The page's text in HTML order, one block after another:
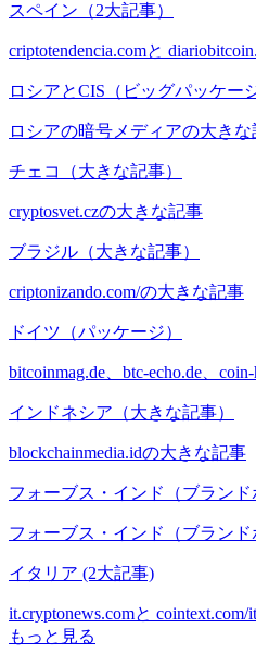
スペイン（2大記事）
criptotendencia.comと
ロシアとCIS（ビッグパッケー
ロシアの暗号メディアの大きな
チェコ（大きな記事）
cryptosvet.czの大きな記事
ブラジル（大きな記事）
criptonizando.com/の大きな記事
ドイツ（パッケージ）
bitcoinmag.de、btc-echo.de、
インドネシア（大きな記事）
blockchainmedia.idの大きな記事
フォーブス・インド（ブランド
フォーブス・インド（ブランド
イタリア (2大記事)
it.cryptonews.comと
もっと見る